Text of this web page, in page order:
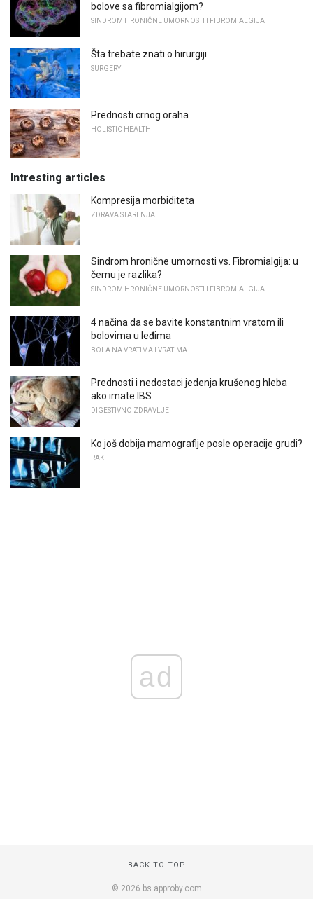
bolove sa fibromialgijom?
SINDROM HRONIČNE UMORNOSTI I FIBROMIALGIJA
Šta trebate znati o hirurgiji
SURGERY
Prednosti crnog oraha
HOLISTIC HEALTH
Intresting articles
Kompresija morbiditeta
ZDRAVA STARENJA
Sindrom hronične umornosti vs. Fibromialgija: u
čemu je razlika?
SINDROM HRONIČNE UMORNOSTI I FIBROMIALGIJA
4 načina da se bavite konstantnim vratom ili
bolovima u leđima
BOLA NA VRATIMA I VRATIMA
Prednosti i nedostaci jedenja krušenog hleba
ako imate IBS
DIGESTIVNO ZDRAVLJE
Ko još dobija mamografije posle operacije grudi?
RAK
ad
BACK TO TOP
© 2026 bs.approby.com